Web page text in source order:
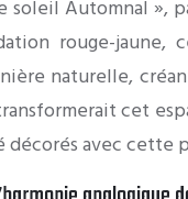
soleil Automnal »,
rouge-
naturelle,
cet
décorés avec cette